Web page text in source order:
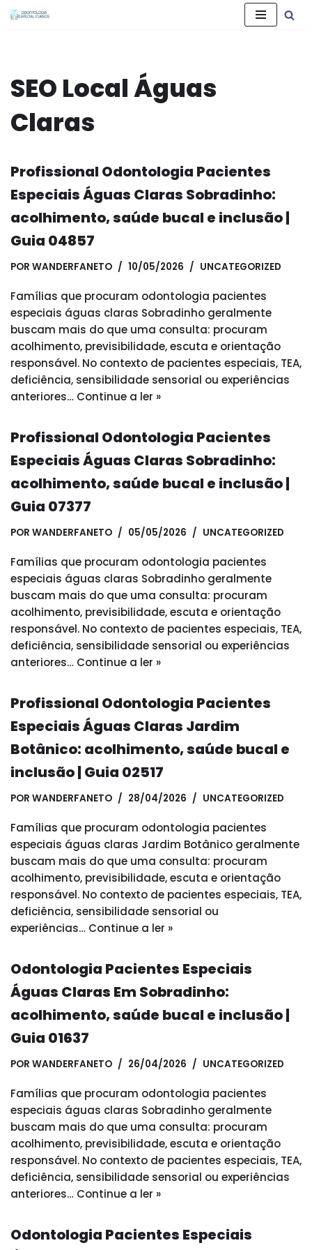
conteúdo
SEO Local Águas
Claras
Profissional Odontologia Pacientes
Especiais Águas Claras Sobradinho:
acolhimento, saúde bucal e inclusão |
Guia 04857
POR WANDERFANETO 10/05/2026 UNCATEGORIZED
Famílias que procuram odontologia pacientes
especiais águas claras Sobradinho geralmente
buscam mais do que uma consulta: procuram
acolhimento, previsibilidade, escuta e orientação
responsável. No contexto de pacientes especiais, TEA,
deficiência, sensibilidade sensorial ou experiências
anteriores… Continue a ler »
Profissional Odontologia Pacientes
Especiais Águas Claras Sobradinho:
acolhimento, saúde bucal e inclusão |
Guia 07377
POR WANDERFANETO 05/05/2026 UNCATEGORIZED
Famílias que procuram odontologia pacientes
especiais águas claras Sobradinho geralmente
buscam mais do que uma consulta: procuram
acolhimento, previsibilidade, escuta e orientação
responsável. No contexto de pacientes especiais, TEA,
deficiência, sensibilidade sensorial ou experiências
anteriores… Continue a ler »
Profissional Odontologia Pacientes
Especiais Águas Claras Jardim
Botânico: acolhimento, saúde bucal e
inclusão | Guia 02517
POR WANDERFANETO 28/04/2026 UNCATEGORIZED
Famílias que procuram odontologia pacientes
especiais águas claras Jardim Botânico geralmente
buscam mais do que uma consulta: procuram
acolhimento, previsibilidade, escuta e orientação
responsável. No contexto de pacientes especiais, TEA,
deficiência, sensibilidade sensorial ou
experiências… Continue a ler »
Odontologia Pacientes Especiais
Águas Claras Em Sobradinho:
acolhimento, saúde bucal e inclusão |
Guia 01637
POR WANDERFANETO 26/04/2026 UNCATEGORIZED
Famílias que procuram odontologia pacientes
especiais águas claras Sobradinho geralmente
buscam mais do que uma consulta: procuram
acolhimento, previsibilidade, escuta e orientação
responsável. No contexto de pacientes especiais, TEA,
deficiência, sensibilidade sensorial ou experiências
anteriores… Continue a ler »
Odontologia Pacientes Especiais